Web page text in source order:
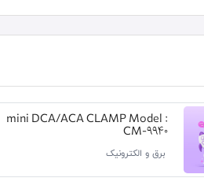
mini DCA/ACA CLAMP Model :
CM-9940
برق و الکترونیک